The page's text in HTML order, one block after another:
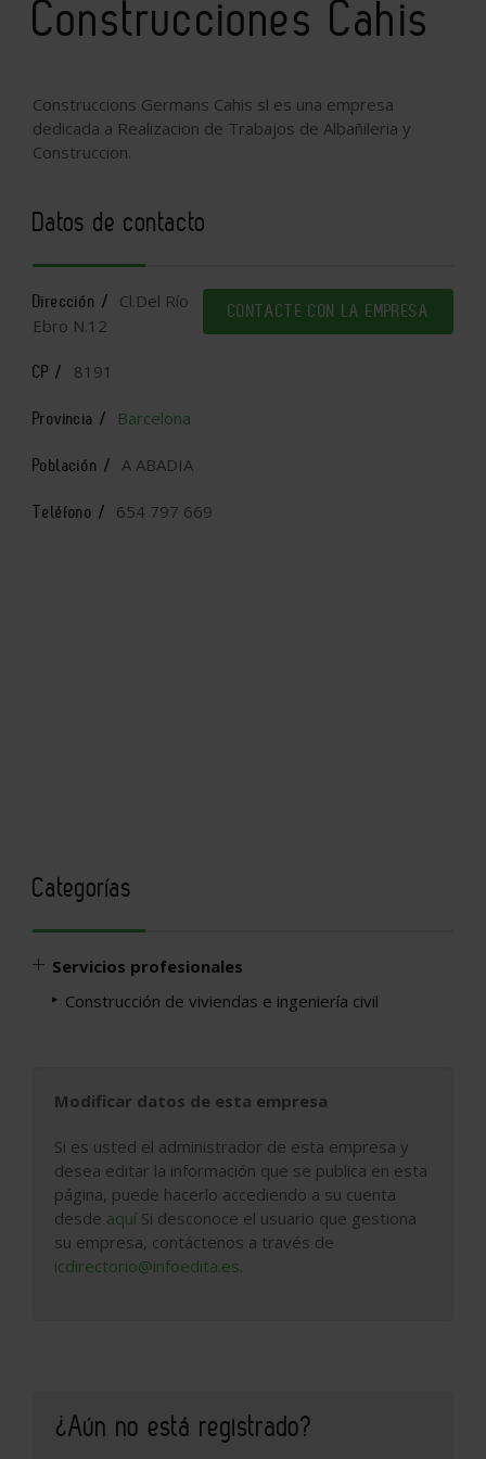
Construcciones Cahis
Construccions Germans Cahis sl es una empresa
dedicada a Realizacion de Trabajos de Albañileria y
Construccion.
Datos de contacto
CONTACTE CON LA EMPRESA
Dirección /
Cl.Del Río
Ebro N.12
CP / 8191
Provincia / Barcelona
Población / A ABADIA
Teléfono / 654 797 669
Categorías
Servicios profesionales
Construcción de viviendas e ingeniería civil
Modificar datos de esta empresa
Si es usted el administrador de esta empresa y
desea editar la información que se publica en esta
página, puede hacerlo accediendo a su cuenta
desde aquí Si desconoce el usuario que gestiona
su empresa, contáctenos a través de
icdirectorio@infoedita.es.
¿Aún no está registrado?